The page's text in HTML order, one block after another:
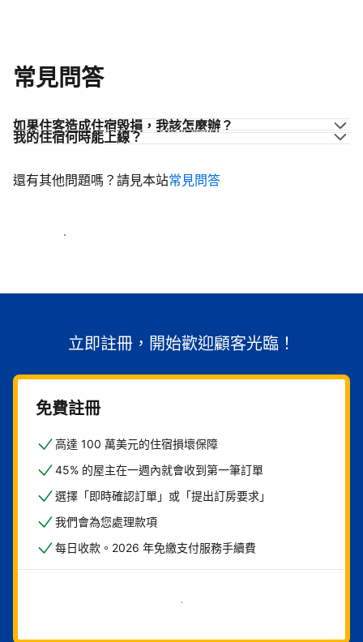
常見問答
如果住客造成住宿毀損，我該怎麼辦？
我的住宿何時能上線？
還有其他問題嗎？請見本站常見問答
開始迎接住客
立即註冊，開始歡迎顧客光臨！
免費註冊
高達 100 萬美元的住宿損壞保障
45% 的屋主在一週內就會收到第一筆訂單
選擇「即時確認訂單」或「提出訂房要求」
我們會為您處理款項
每日收款。2026 年免繳支付服務手續費
現在就開始